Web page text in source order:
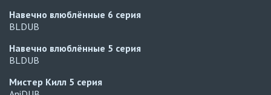
Навечно влюблённые 6 серия
BLDUB
Навечно влюблённые 5 серия
BLDUB
Мистер Килл 5 серия